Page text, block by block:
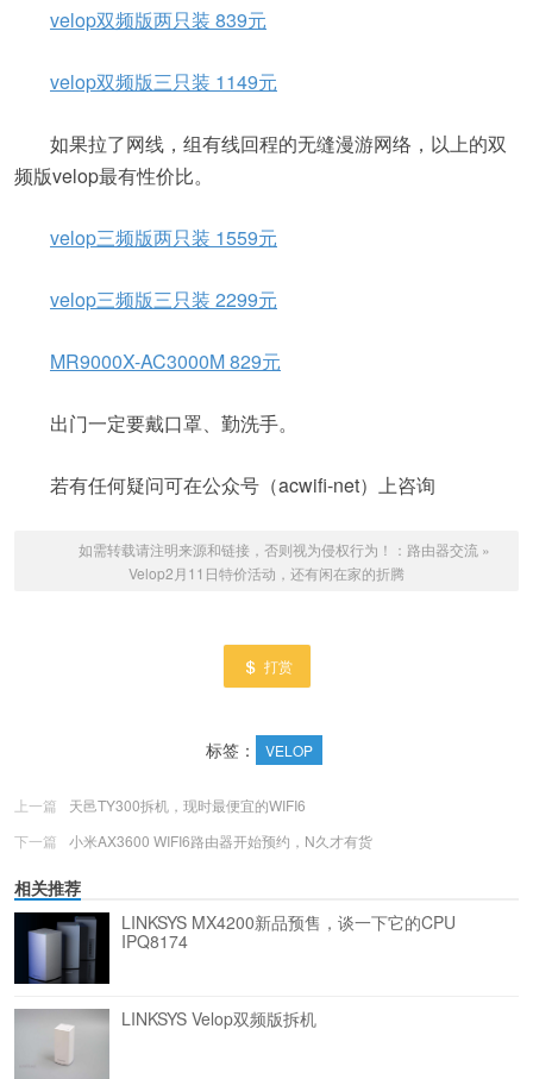
velop双频版两只装 839元
velop双频版三只装 1149元
如果拉了网线，组有线回程的无缝漫游网络，以上的双
频版velop最有性价比。
velop三频版两只装 1559元
velop三频版三只装 2299元
MR9000X-AC3000M 829元
出门一定要戴口罩、勤洗手。
若有任何疑问可在公众号（acwifi-net）上咨询
如需转载请注明来源和链接，否则视为侵权行为！： 路由器交流 »
Velop2月11日特价活动，还有闲在家的折腾
打赏
标签： VELOP
上一篇
天邑TY300拆机，现时最便宜的WIFI6
下一篇
小米AX3600 WIFI6路由器开始预约，N久才有货
相关推荐
LINKSYS MX4200新品预售，谈一下它的CPU
IPQ8174
LINKSYS Velop双频版拆机